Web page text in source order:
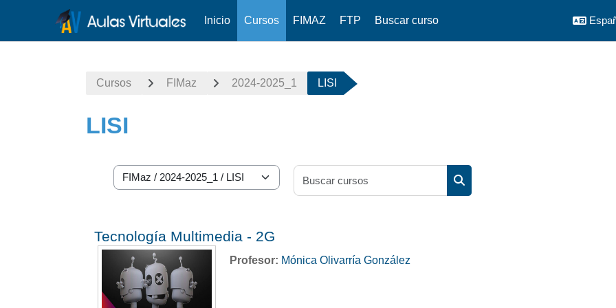
Inicio Cursos FIMAZ FTP Buscar curso
Cursos
FIMaz 2024-2025_1 LISI
LISI
Categorías
Buscar cursos
Tecnología Multimedia - 2G
Profesor: Mónica Olivarría González